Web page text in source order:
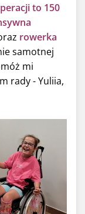
to 150
rowerka
samotnej
mi
rady - Yuliia,